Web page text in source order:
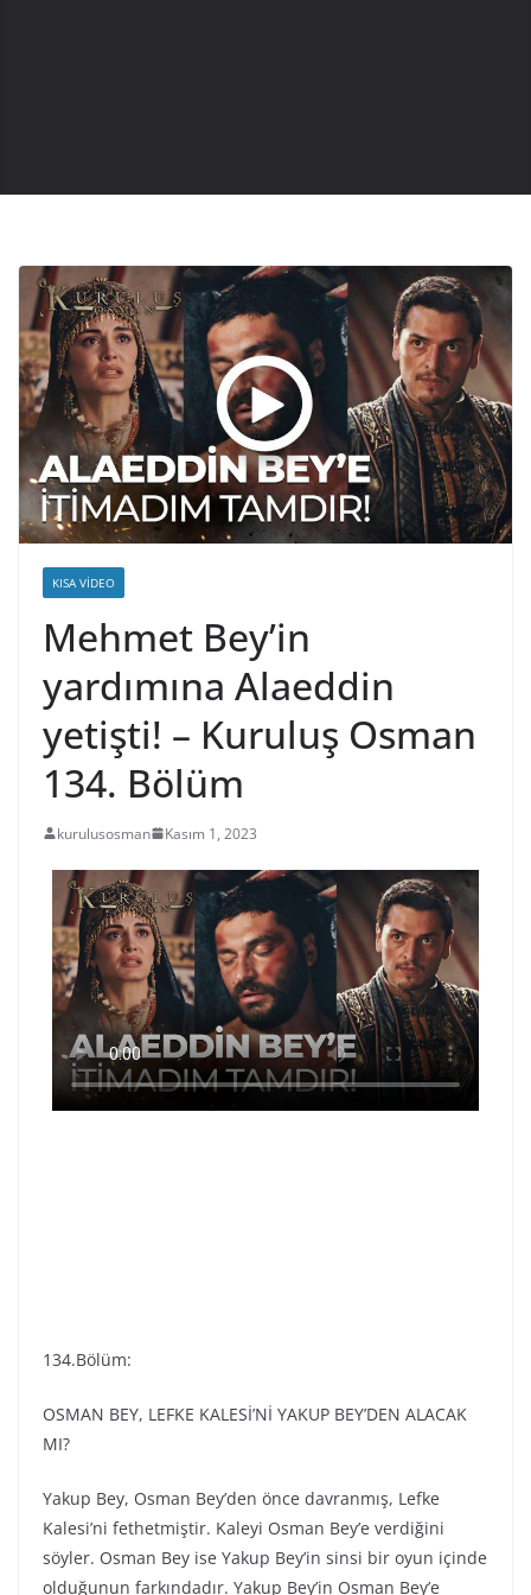
KISA VIDEO
Mehmet Bey’in
yardımına Alaeddin
yetişti! – Kuruluş Osman
134. Bölüm
kurulusosman Kasım 1, 2023
134.Bölüm:
OSMAN BEY, LEFKE KALESİ’Nİ YAKUP BEY’DEN ALACAK
MI?
Yakup Bey, Osman Bey’den önce davranmış, Lefke
Kalesi’ni fethetmiştir. Kaleyi Osman Bey’e verdiğini
söyler. Osman Bey ise Yakup Bey’in sinsi bir oyun içinde
olduğunun farkındadır. Yakup Bey’in Osman Bey’e